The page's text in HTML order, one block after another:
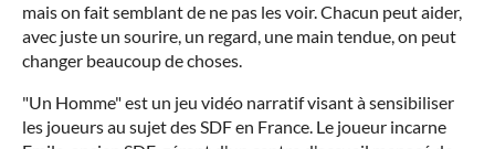
mais on fait semblant de ne pas les voir. Chacun peut aider,
avec juste un sourire, un regard, une main tendue, on peut
changer beaucoup de choses.
"Un Homme" est un jeu vidéo narratif visant à sensibiliser
les joueurs au sujet des SDF en France. Le joueur incarne